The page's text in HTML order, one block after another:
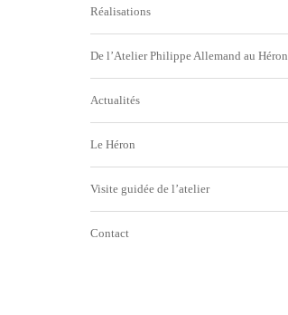
Réalisations
De l’Atelier Philippe Allemand au Héron
Actualités
Le Héron
Visite guidée de l’atelier
Contact